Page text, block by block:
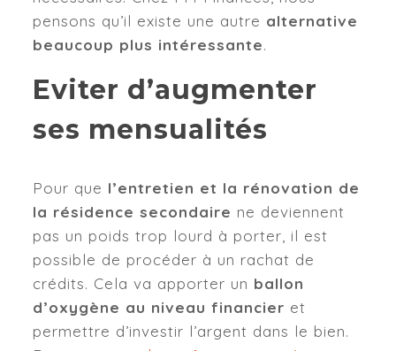
pensons qu’il existe une autre alternative
beaucoup plus intéressante.
Eviter d’augmenter
ses mensualités
Pour que l’entretien et la rénovation de
la résidence secondaire ne deviennent
pas un poids trop lourd à porter, il est
possible de procéder à un rachat de
crédits. Cela va apporter un ballon
d’oxygène au niveau financier et
permettre d’investir l’argent dans le bien.